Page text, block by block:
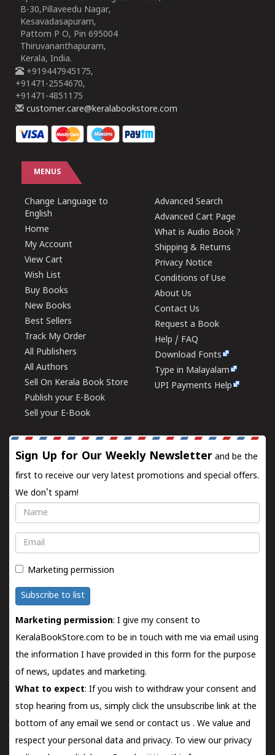
B-30,Pillaveedu Nagar,
Kesavadasapuram,
Pattom P O, Pin 695004
Thiruvananthapuram,
Kerala, India.
+919447945175,
+91471-2554670,
+91471-4851175
customer.care@keralabookstore.com
MENUS
Change Language to
English
Home
My Account
View Cart
Wish List
Buy Books
New Books
Best Sellers
Track My Order
All Publishers
All Authors
Sell On Kerala Book Store
Publish your E-Book
Sell your E-Book
Advanced Search
Advanced Cart Page
What is Audio Book ?
Shipping & Returns
Privacy Notice
Conditions of Use
About Us
Contact Us
Request a Book
Help / FAQ
Download Fonts
Type in Malayalam
UPI Payments Help
Sign Up for Our Weekly Newsletter and be the
first to receive our very latest promotions and special offers.
We don't spam!
Name
Email
Marketing permission
Subscribe to list
Marketing permission: I give my consent to
KeralaBookStore.com to be in touch with me via email using
the information I have provided in this form for the purpose
of news, updates and marketing.
What to expect: If you wish to withdraw your consent and
stop hearing from us, simply click the unsubscribe link at the
bottom of any email we send orcontact us . We value and
respect your personal data and privacy. To view our privacy